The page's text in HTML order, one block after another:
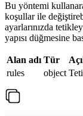
Bu yöntemi
koşullar ile
ayarlarınızda
yapısı düğmesine
Alan adı Tür
rules
object